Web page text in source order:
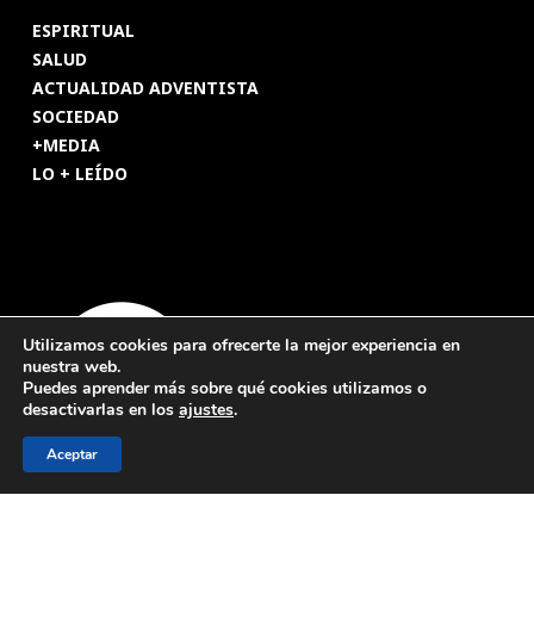
ESPIRITUAL
SALUD
ACTUALIDAD ADVENTISTA
SOCIEDAD
+MEDIA
LO + LEÍDO
Utilizamos cookies para ofrecerte la mejor experiencia en
nuestra web.
Puedes aprender más sobre qué cookies utilizamos o
desactivarlas en los ajustes.
Aceptar